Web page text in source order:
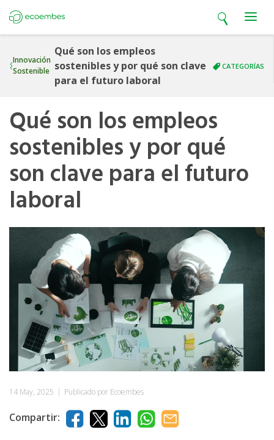
Open search
Open
Innovación
Sostenible
Qué son los empleos
sostenibles y por qué son clave
para el futuro laboral
CATEGORÍAS
Qué son los empleos
sostenibles y por qué
son clave para el futuro
laboral
14 May, 2025 | Publicado por Ecoembes
Compartir: